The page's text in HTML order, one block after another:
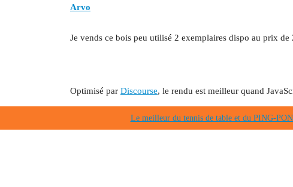
Arvo
Je vends ce bois peu utilisé 2 exemplaires dispo au prix de
Optimisé par Discourse, le rendu est meilleur quand
Le meilleur du tennis de table et du PING-